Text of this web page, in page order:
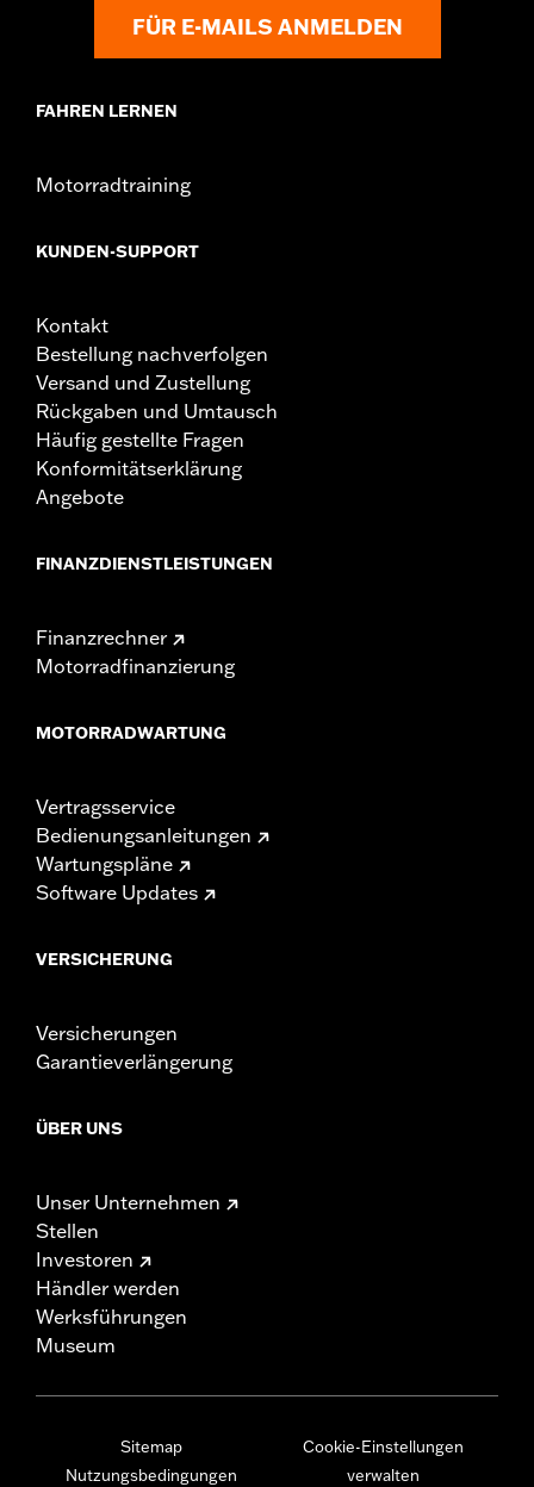
FÜR E-MAILS ANMELDEN
FAHREN LERNEN
Motorradtraining
KUNDEN-SUPPORT
Kontakt
Bestellung nachverfolgen
Versand und Zustellung
Rückgaben und Umtausch
Häufig gestellte Fragen
Konformitätserklärung
Angebote
FINANZDIENSTLEISTUNGEN
Finanzrechner
Motorradfinanzierung
MOTORRADWARTUNG
Vertragsservice
Bedienungsanleitungen
Wartungspläne
Software Updates
VERSICHERUNG
Versicherungen
Garantieverlängerung
ÜBER UNS
Unser Unternehmen
Stellen
Investoren
Händler werden
Werksführungen
Museum
Sitemap
Nutzungsbedingungen
Cookie-Einstellungen
verwalten